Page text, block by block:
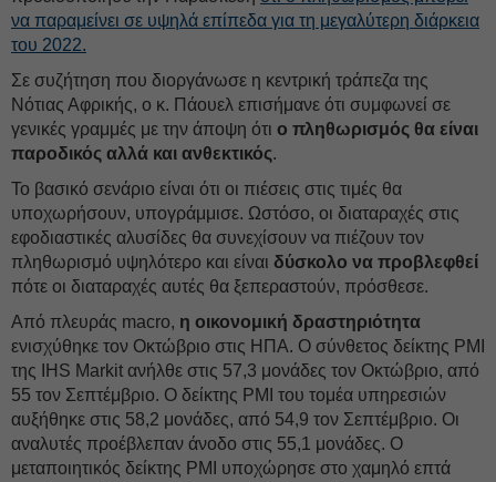
να παραμείνει σε υψηλά επίπεδα για τη μεγαλύτερη διάρκεια
του 2022.
Σε συζήτηση που διοργάνωσε η κεντρική τράπεζα της
Νότιας Αφρικής, ο κ. Πάουελ επισήμανε ότι συμφωνεί σε
γενικές γραμμές με την άποψη ότι ο πληθωρισμός θα είναι
παροδικός αλλά και ανθεκτικός.
Το βασικό σενάριο είναι ότι οι πιέσεις στις τιμές θα
υποχωρήσουν, υπογράμμισε. Ωστόσο, οι διαταραχές στις
εφοδιαστικές αλυσίδες θα συνεχίσουν να πιέζουν τον
πληθωρισμό υψηλότερο και είναι δύσκολο να προβλεφθεί
πότε οι διαταραχές αυτές θα ξεπεραστούν, πρόσθεσε.
Από πλευράς macro, η οικονομική δραστηριότητα
ενισχύθηκε τον Οκτώβριο στις ΗΠΑ. Ο σύνθετος δείκτης PMI
της IHS Markit ανήλθε στις 57,3 μονάδες τον Οκτώβριο, από
55 τον Σεπτέμβριο. Ο δείκτης PMI του τομέα υπηρεσιών
αυξήθηκε στις 58,2 μονάδες, από 54,9 τον Σεπτέμβριο. Οι
αναλυτές προέβλεπαν άνοδο στις 55,1 μονάδες. Ο
μεταποιητικός δείκτης PMI υποχώρησε στο χαμηλό επτά